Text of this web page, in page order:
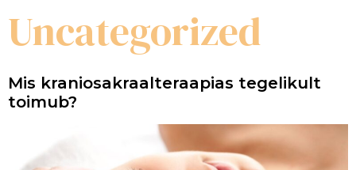
Uncategorized
Mis kraniosakraalteraapias tegelikult
toimub?